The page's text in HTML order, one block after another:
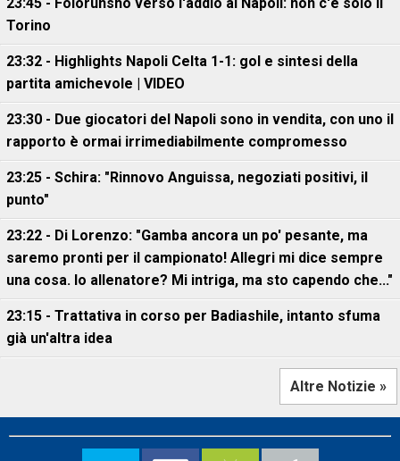
Torino
23:32 - Highlights Napoli Celta 1-1: gol e sintesi della
partita amichevole | VIDEO
23:30 - Due giocatori del Napoli sono in vendita, con uno il
rapporto è ormai irrimediabilmente compromesso
23:25 - Schira: "Rinnovo Anguissa, negoziati positivi, il
punto"
23:22 - Di Lorenzo: "Gamba ancora un po' pesante, ma
saremo pronti per il campionato! Allegri mi dice sempre
una cosa. Io allenatore? Mi intriga, ma sto capendo che..."
23:15 - Trattativa in corso per Badiashile, intanto sfuma
già un'altra idea
Altre Notizie »